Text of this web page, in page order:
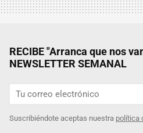
RECIBE "Arranca que nos
NEWSLETTER SEMANAL
Suscribiéndote aceptas nuestra política